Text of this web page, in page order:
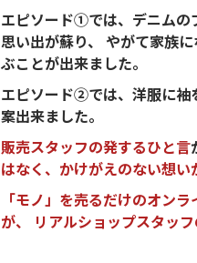
エピソード①では、デニムの
思い出が蘇り、 やがて家族
ぶことが出来ました。
エピソード②では、洋服に袖
案出来ました。
販売スタッフの発するひと言
はなく、かけがえのない想い
「モノ」を売るだけのオン
が、 リアルショップスタッ